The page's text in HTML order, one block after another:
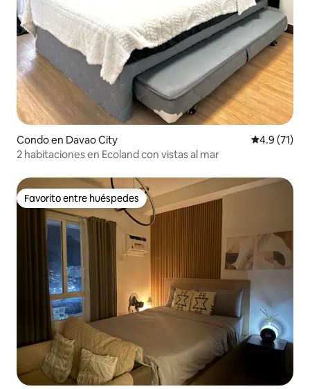
Condo en Davao City Calificación
4.9 (71)
2 habitaciones en Ecoland con vistas al mar
Favorito entre huéspedes
Favorito entre huéspedes